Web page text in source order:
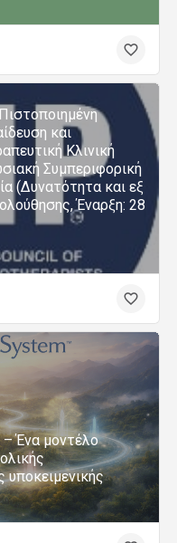
και
Κλινική
Συμπεριφορική
(Δυνατότητα και εξ
Έναρξη: 28
Ένα μοντέλο